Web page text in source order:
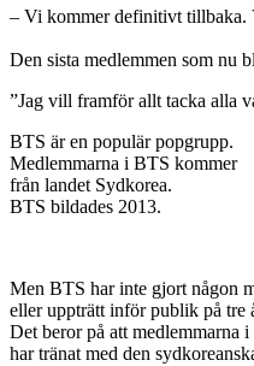
– Vi kommer definitivt tillbaka.
Den sista medlemmen som nu
”Jag vill framför allt tacka alla
BTS är en populär popgrupp.
Medlemmarna i BTS kommer
från landet Sydkorea.
BTS bildades 2013.
Men BTS har inte gjort någon
eller uppträtt inför publik på tre
Det beror på att medlemmarna
har tränat med den